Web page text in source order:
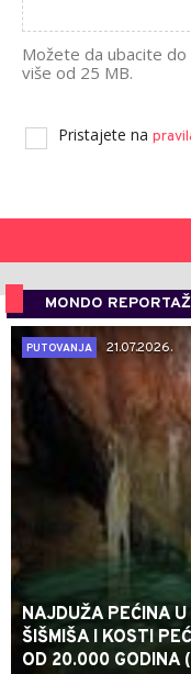
Možete da ubacite
više od 25 MB.
Pristajete na
MONDO
PUTOVANJA
21.07.2026.
NAJDUŽA PEĆINA
ŠIŠMIŠA I KOSTI
OD 20.000 GODINA